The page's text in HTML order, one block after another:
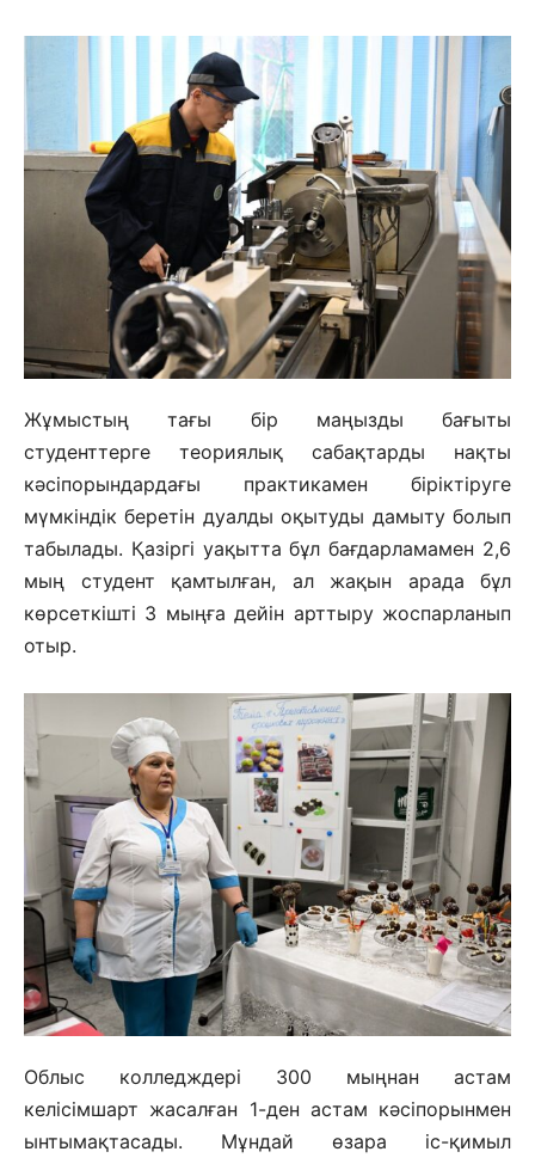
Жұмыстың тағы бір маңызды бағыты
студенттерге теориялық сабақтарды нақты
кәсіпорындардағы практикамен біріктіруге
мүмкіндік беретін дуалды оқытуды дамыту болып
табылады. Қазіргі уақытта бұл бағдарламамен 2,6
мың студент қамтылған, ал жақын арада бұл
көрсеткішті 3 мыңға дейін арттыру жоспарланып
отыр.
Облыс колледждері 300 мыңнан астам
келісімшарт жасалған 1-ден астам кәсіпорынмен
ынтымақтасады. Мұндай өзара іс-қимыл